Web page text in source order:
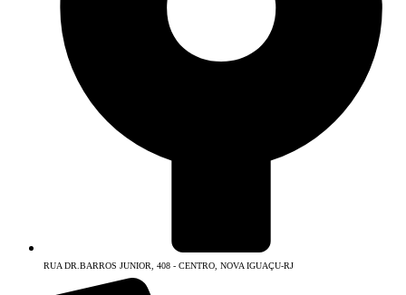
RUA DR.BARROS JUNIOR, 408 - CENTRO, NOVA IGUAÇU-RJ